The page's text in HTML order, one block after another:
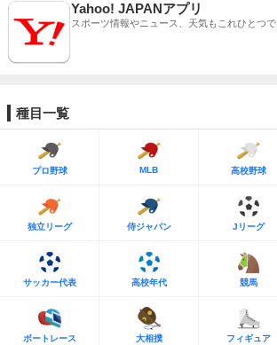
Yahoo! JAPANアプリ
スポーツ情報やニュース、天気もこれひとつで
種目一覧
プロ野球 MLB 高校野球
独立リーグ 侍ジャパン Jリーグ
サッカー代表 高校年代 競馬
ボートレース 大相撲 フィギュア